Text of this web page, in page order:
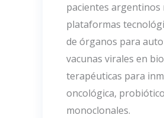
pacientes argentinos
plataformas
de órganos para
vacunas virales en
terapéuticas para
oncológica,
monoclonales.